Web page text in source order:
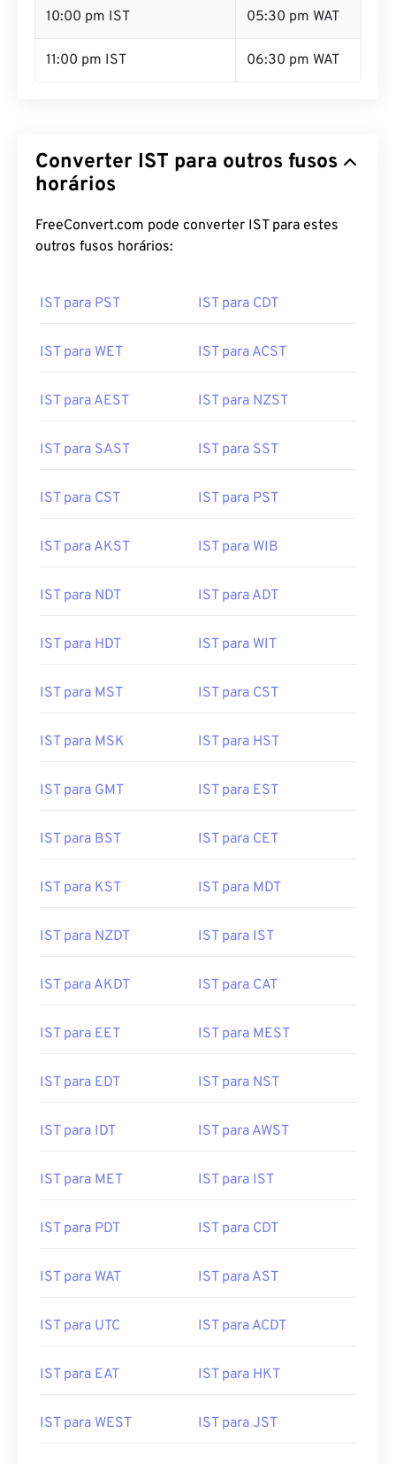
10:00 pm IST 05:30 pm WAT
11:00 pm IST 06:30 pm WAT
Converter IST para outros fusos
horários
FreeConvert.com pode converter IST para estes
outros fusos horários:
IST para PST IST para CDT
IST para WET IST para ACST
IST para AEST IST para NZST
IST para SAST IST para SST
IST para CST IST para PST
IST para AKST IST para WIB
IST para NDT IST para ADT
IST para HDT IST para WIT
IST para MST IST para CST
IST para MSK IST para HST
IST para GMT IST para EST
IST para BST IST para CET
IST para KST IST para MDT
IST para NZDT IST para IST
IST para AKDT IST para CAT
IST para EET IST para MEST
IST para EDT IST para NST
IST para IDT IST para AWST
IST para MET IST para IST
IST para PDT IST para CDT
IST para WAT IST para AST
IST para UTC IST para ACDT
IST para EAT IST para HKT
IST para WEST IST para JST